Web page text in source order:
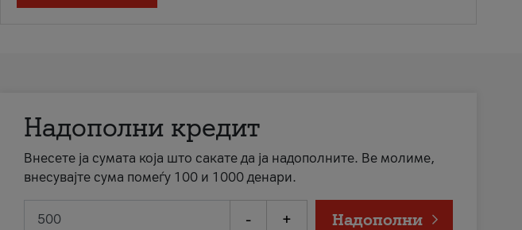
Надополни кредит
Внесете ја сумата која што сакате да ја надополните. Ве молиме,
внесувајте сума помеѓу 100 и 1000 денари.
- + Надополни